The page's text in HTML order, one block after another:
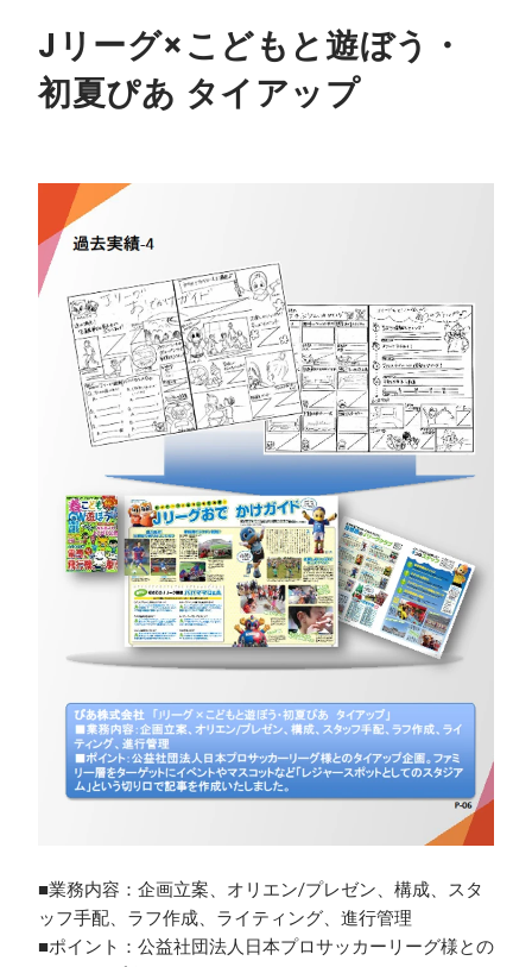
Jリーグ×こどもと遊ぼう・
初夏ぴあ タイアップ
■業務内容：企画立案、オリエン/プレゼン、構成、スタ
ッフ手配、ラフ作成、ライティング、進行管理
■ポイント：公益社団法人日本プロサッカーリーグ様との